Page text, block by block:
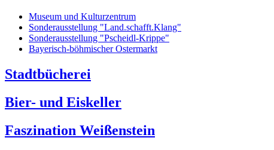
Museum und Kulturzentrum
Sonderausstellung "Land.schafft.Klang"
Sonderausstellung "Pscheidl-Krippe"
Bayerisch-böhmischer Ostermarkt
Stadtbücherei
Bier- und Eiskeller
Faszination Weißenstein